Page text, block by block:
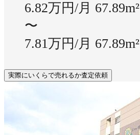
6.82万円/月 67.89m²
〜
7.81万円/月 67.89m²
実際にいくらで売れるか査定依頼